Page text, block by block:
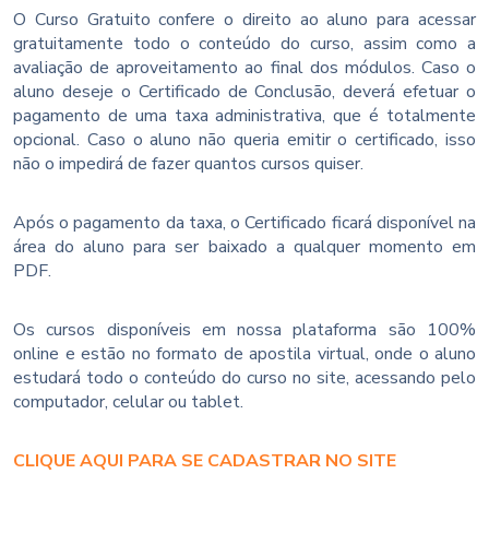
O Curso Gratuito confere o direito ao aluno para acessar
gratuitamente todo o conteúdo do curso, assim como a
avaliação de aproveitamento ao final dos módulos. Caso o
aluno deseje o Certificado de Conclusão, deverá efetuar o
pagamento de uma taxa administrativa, que é totalmente
opcional. Caso o aluno não queria emitir o certificado, isso
não o impedirá de fazer quantos cursos quiser.
Após o pagamento da taxa, o Certificado ficará disponível na
área do aluno para ser baixado a qualquer momento em
PDF.
Os cursos disponíveis em nossa plataforma são 100%
online e estão no formato de apostila virtual, onde o aluno
estudará todo o conteúdo do curso no site, acessando pelo
computador, celular ou tablet.
CLIQUE AQUI PARA SE CADASTRAR NO SITE